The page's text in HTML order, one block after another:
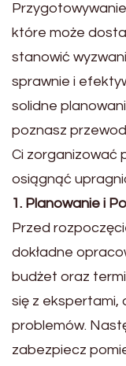
które może
stanowić
sprawnie i
solidne
poznasz
Ci zorganizować
osiągnąć
1. Planowanie i
Przed
dokładne
budżet oraz
się z ekspertami,
problemów.
zabezpiecz